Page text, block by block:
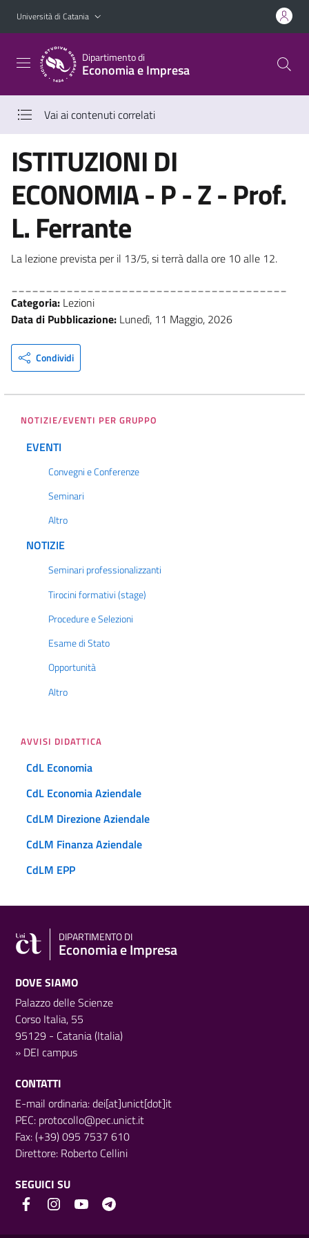
Vai al contenuto principale
Vai al menu di navigazione
Università di Catania
Dipartimento di
Economia e Impresa
Vai ai contenuti correlati
ISTITUZIONI DI
ECONOMIA - P - Z - Prof.
L. Ferrante
La lezione prevista per il 13/5, si terrà dalla ore 10 alle 12.
Categoria: Lezioni
Data di Pubblicazione: Lunedì, 11 Maggio, 2026
Condividi
NOTIZIE/EVENTI PER GRUPPO
EVENTI
Convegni e Conferenze
Seminari
Altro
NOTIZIE
Seminari professionalizzanti
Tirocini formativi (stage)
Procedure e Selezioni
Esame di Stato
Opportunità
Altro
AVVISI DIDATTICA
CdL Economia
CdL Economia Aziendale
CdLM Direzione Aziendale
CdLM Finanza Aziendale
CdLM EPP
DIPARTIMENTO DI
Economia e Impresa
DOVE SIAMO
Palazzo delle Scienze
Corso Italia, 55
95129 - Catania (Italia)
» DEI campus
CONTATTI
E-mail ordinaria: dei[at]unict[dot]it
PEC: protocollo@pec.unict.it
Fax: (+39) 095 7537 610
Direttore: Roberto Cellini
SEGUICI SU